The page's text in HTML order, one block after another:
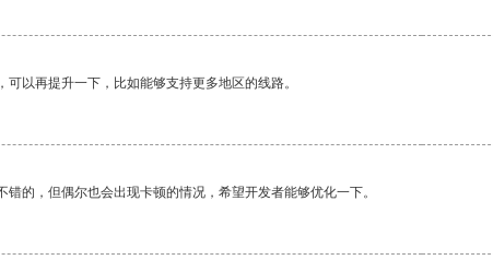
以再提升一下，比如能够支持更多地区的线路。
的，但偶尔也会出现卡顿的情况，希望开发者能够优化一下。